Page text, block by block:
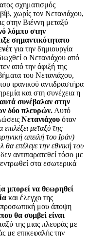
σχηματισμός
χωρίς τον Νετανιάχου,
στην Βιέννη μεταξύ
λόμπυ στην
σημαντικότητατο
για την δημιουργία
ο Νετανιάχου από
από την άφιξή της
του Νετανιάχου,
ιρανικού αντιδραστήρα
και στη συνέχεια η
συνέβαλαν στην
δύο πλευρών. Αυτό
Νετανιάχου όταν
μεταξύ της
απειλή του Ιράν)
επέλεγε την εθνική του
αντιπαρατεθεί τόσο με
στα εσωτερικά
μπορεί να θεωρηθεί
και έλεγχο της
προσωπική μου άποψη
θα συμβεί είναι
της μιας πλευράς με
με επικεφαλής την